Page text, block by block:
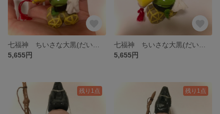
5,655円
5,655円
残り1点 残り1点